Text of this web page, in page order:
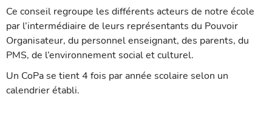
Ce conseil regroupe les différents acteurs de notre école
par l’intermédiaire de leurs représentants du Pouvoir
Organisateur, du personnel enseignant, des parents, du
PMS, de l’environnement social et culturel.
Un CoPa se tient 4 fois par année scolaire selon un
calendrier établi.